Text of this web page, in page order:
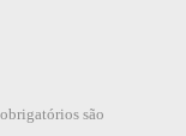
são